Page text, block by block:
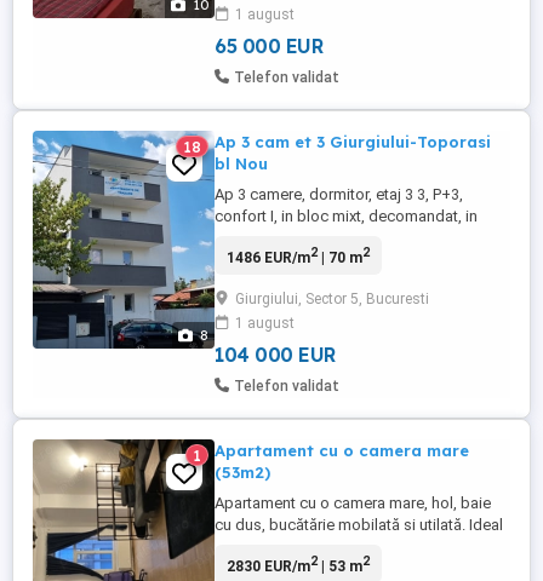
10
care va face viața de zi cu zi cu adevărat
specială. Pășiți ...
1 august
65 000 EUR
Telefon validat
8
18
Ap 3 cam et 3 Giurgiului-Toporasi
bl Nou
Ap 3 camere, dormitor, etaj 3 3, P+3,
confort I, in bloc mixt, decomandat, in
: 70mp, utilat, 2 bai, o bucatarie, un balcon,
magazine, mall, piata, unitate sanitara,
scoala, gradinita, gresie, faianta, parchet,
tamplarie ...
1486 EUR/m2| 70 m2
Giurgiului, Sector 5, Bucuresti
1 august
104 000 EUR
Telefon validat
1
Apartament cu o camera mare
(53m2)
Apartament cu o camera mare, hol, baie
cu dus, bucătărie mobilată si utilată. Ideal
zona Cișmigiu- Palatul telefoanelor
2830 EUR/m2| 53 m2